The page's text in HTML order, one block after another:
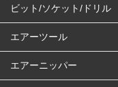
ビット/ソケット/ドリル
エアーツール
エアーニッパー